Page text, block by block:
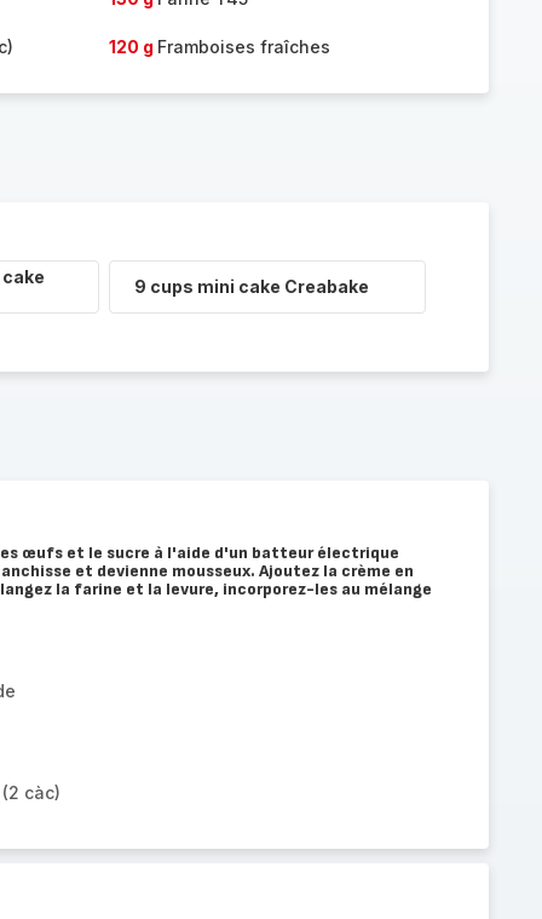
120 g Framboises fraîches
9 cups mini cake Creabake
œufs et le sucre à l'aide d'un batteur électrique
et devienne mousseux. Ajoutez la crème en
la farine et la levure, incorporez-les au mélange
càc)